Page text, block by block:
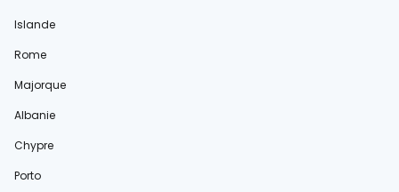
Islande
Rome
Majorque
Albanie
Chypre
Porto